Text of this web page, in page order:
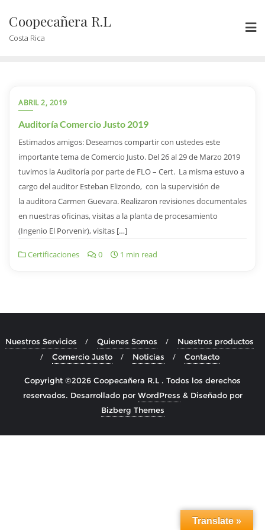
Coopecañera R.L
Costa Rica
ABRIL 2, 2019
Auditoría Comercio Justo 2019
Estimados amigos: Deseamos compartir con ustedes este
importante tema de Comercio Justo. Del 26 al 29 de Marzo 2019
tuvimos la Auditoría por parte de FLO – Cert. La misma estuvo a
cargo del auditor Esteban Elizondo, con la supervisión de
la auditora Carmen Guevara. Realizaron revisiones documentales
en nuestras oficinas, visitas a la planta de procesamiento
(Ingenio El Porvenir), visitas […]
Certificaciones 0 1 min read
Nuestros Servicios Quienes Somos
Nuestros productos
Comercio Justo
Noticias Contacto
Copyright ©2026 Coopecañera R.L . Todos los derechos
reservados. Desarrollado por WordPress & Diseñado por
Bizberg Themes
Translate »